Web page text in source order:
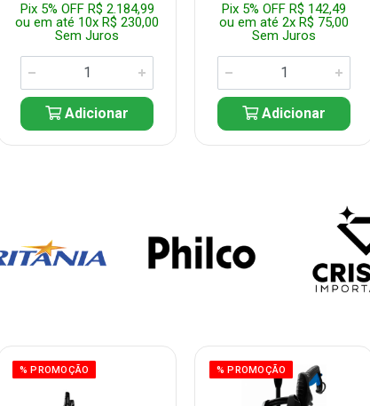
Pix 5% OFF R$ 2.184,99
ou em até 10x R$ 230,00
Sem Juros
Adicionar
Pix 5% OFF R$ 142,49
ou em até 2x R$ 75,00
Sem Juros
Adicionar
% PROMOÇÃO % PROMOÇÃO